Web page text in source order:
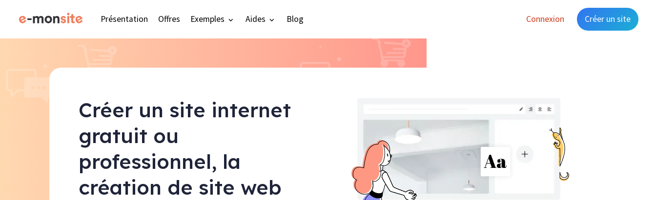
Présentation Offres Exemples Aides Blog Connexion Créer un site
Créer un site internet
gratuit ou
professionnel, la
création de site web